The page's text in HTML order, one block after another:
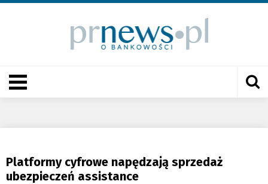
Platformy cyfrowe napędzają sprzedaż
ubezpieczeń assistance